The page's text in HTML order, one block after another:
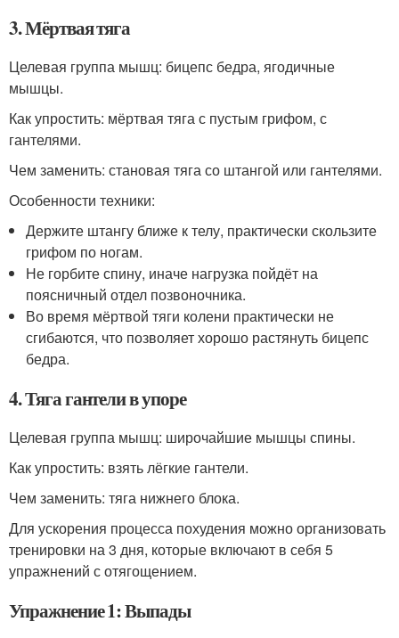
3. Мёртвая тяга
Целевая группа мышц: бицепс бедра, ягодичные
мышцы.
Как упростить: мёртвая тяга с пустым грифом, с
гантелями.
Чем заменить: становая тяга со штангой или гантелями.
Особенности техники:
Держите штангу ближе к телу, практически скользите
грифом по ногам.
Не горбите спину, иначе нагрузка пойдёт на
поясничный отдел позвоночника.
Во время мёртвой тяги колени практически не
сгибаются, что позволяет хорошо растянуть бицепс
бедра.
4. Тяга гантели в упоре
Целевая группа мышц: широчайшие мышцы спины.
Как упростить: взять лёгкие гантели.
Чем заменить: тяга нижнего блока.
Для ускорения процесса похудения можно организовать
тренировки на 3 дня, которые включают в себя 5
упражнений с отягощением.
Упражнение 1: Выпады